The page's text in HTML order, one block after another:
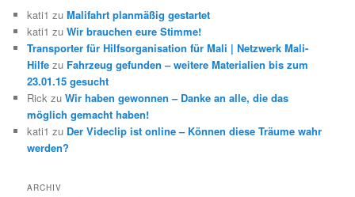
kati1 zuMalifahrt planmäßig gestartet
kati1 zuWir brauchen eure Stimme!
Transporter für Hilfsorganisation für Mali | Netzwerk Mali-
Hilfe zu Fahrzeug gefunden – weitere Materialien bis zum
23.01.15 gesucht
Rick zuWir haben gewonnen – Danke an alle, die das
möglich gemacht haben!
kati1 zu Der Videclip ist online – Können diese Träume wahr
werden?
ARCHIV